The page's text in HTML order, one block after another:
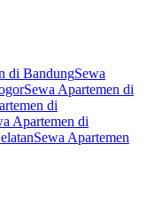
di BandungSewa
Sewa Apartemen di
di
Apartemen di
Sewa Apartemen